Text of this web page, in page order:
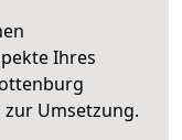
Ihres
Umsetzung.